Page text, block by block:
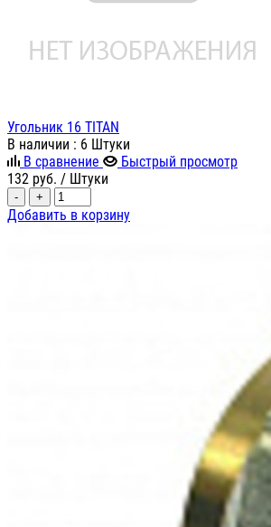
Угольник 16 TITAN
В наличии : 6 Штуки
В сравнение
Быстрый просмотр
132 руб. / Штуки
- +
Добавить в корзину